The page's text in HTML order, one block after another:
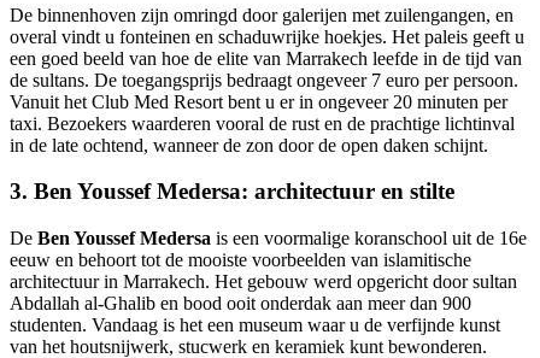
De binnenhoven zijn omringd door galerijen met zuilengangen, en
overal vindt u fonteinen en schaduwrijke hoekjes. Het paleis geeft u
een goed beeld van hoe de elite van Marrakech leefde in de tijd van
de sultans. De toegangsprijs bedraagt ongeveer 7 euro per persoon.
Vanuit het Club Med Resort bent u er in ongeveer 20 minuten per
taxi. Bezoekers waarderen vooral de rust en de prachtige lichtinval
in de late ochtend, wanneer de zon door de open daken schijnt.
3. Ben Youssef Medersa: architectuur en stilte
De Ben Youssef Medersa is een voormalige koranschool uit de 16e
eeuw en behoort tot de mooiste voorbeelden van islamitische
architectuur in Marrakech. Het gebouw werd opgericht door sultan
Abdallah al-Ghalib en bood ooit onderdak aan meer dan 900
studenten. Vandaag is het een museum waar u de verfijnde kunst
van het houtsnijwerk, stucwerk en keramiek kunt bewonderen.